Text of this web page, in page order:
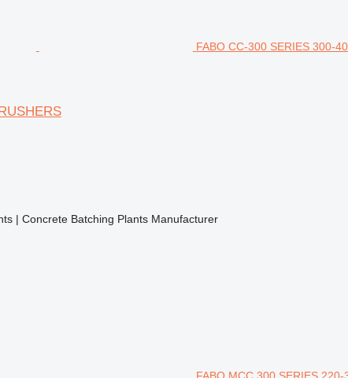
FABO CC-300 SERIES 300-
| Concrete Batching Plants Manufacturer
FABO MCC 300 SERIES